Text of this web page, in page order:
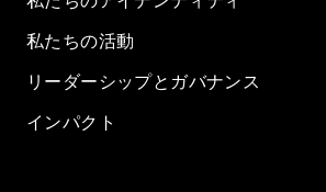
私たちの活動
リーダーシップとガバナンス
インパクト